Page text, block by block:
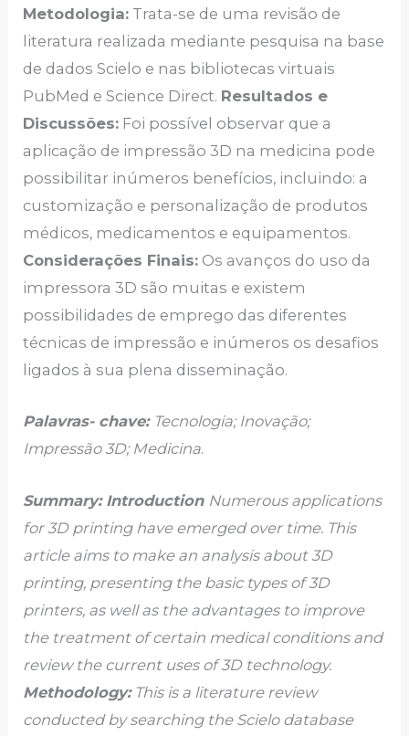
Metodologia: Trata-se de uma revisão de
literatura realizada mediante pesquisa na base
de dados Scielo e nas bibliotecas virtuais
PubMed e Science Direct. Resultados e
Discussões: Foi possível observar que a
aplicação de impressão 3D na medicina pode
possibilitar inúmeros benefícios, incluindo: a
customização e personalização de produtos
médicos, medicamentos e equipamentos.
Considerações Finais: Os avanços do uso da
impressora 3D são muitas e existem
possibilidades de emprego das diferentes
técnicas de impressão e inúmeros os desafios
ligados à sua plena disseminação.
Palavras- chave: Tecnologia; Inovação;
Impressão 3D; Medicina.
Summary: Introduction Numerous applications
for 3D printing have emerged over time. This
article aims to make an analysis about 3D
printing, presenting the basic types of 3D
printers, as well as the advantages to improve
the treatment of certain medical conditions and
review the current uses of 3D technology.
Methodology:This is a literature review
conducted by searching the Scielo database